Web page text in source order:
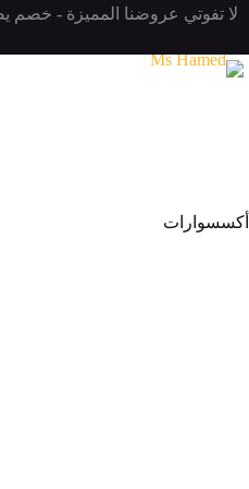
التجاوز
لا تفوتي عروضنا المميزة - خصم
أكسسوارات